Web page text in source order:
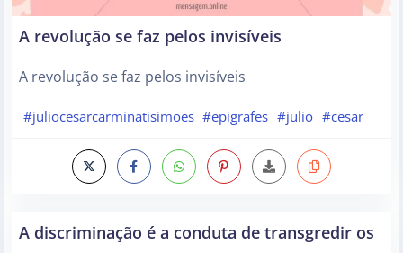
A revolução se faz pelos invisíveis
A revolução se faz pelos invisíveis
#juliocesarcarminatisimoes #epigrafes #julio #cesar
A discriminação é a conduta de transgredir os